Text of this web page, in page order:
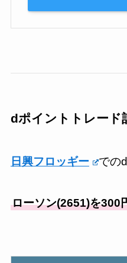
dポイントトレード
日興フロッギー での
ローソン(2651)を300